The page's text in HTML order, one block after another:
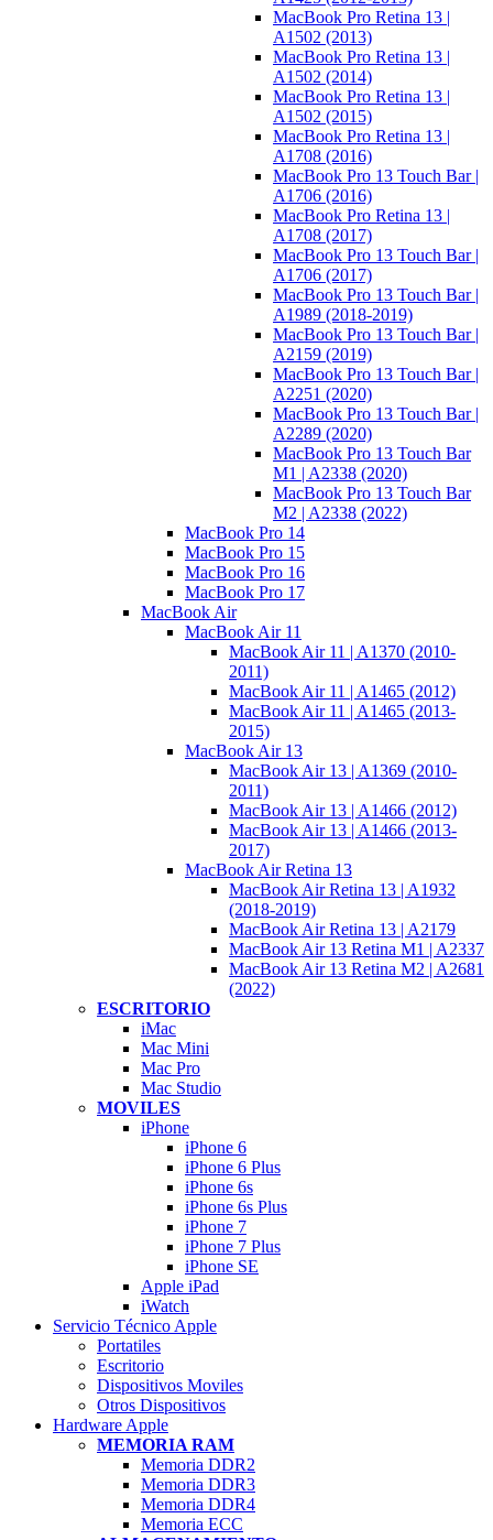
MacBook Pro Retina 13 |
A1502 (2013)
MacBook Pro Retina 13 |
A1502 (2014)
MacBook Pro Retina 13 |
A1502 (2015)
MacBook Pro Retina 13 |
A1708 (2016)
MacBook Pro 13 Touch Bar |
A1706 (2016)
MacBook Pro Retina 13 |
A1708 (2017)
MacBook Pro 13 Touch Bar |
A1706 (2017)
MacBook Pro 13 Touch Bar |
A1989 (2018-2019)
MacBook Pro 13 Touch Bar |
A2159 (2019)
MacBook Pro 13 Touch Bar |
A2251 (2020)
MacBook Pro 13 Touch Bar |
A2289 (2020)
MacBook Pro 13 Touch Bar
M1 | A2338 (2020)
MacBook Pro 13 Touch Bar
M2 | A2338 (2022)
MacBook Pro 14
MacBook Pro 15
MacBook Pro 16
MacBook Pro 17
MacBook Air
MacBook Air 11
MacBook Air 11 | A1370 (2010-
2011)
MacBook Air 11 | A1465 (2012)
MacBook Air 11 | A1465 (2013-
2015)
MacBook Air 13
MacBook Air 13 | A1369 (2010-
2011)
MacBook Air 13 | A1466 (2012)
MacBook Air 13 | A1466 (2013-
2017)
MacBook Air Retina 13
MacBook Air Retina 13 | A1932
(2018-2019)
MacBook Air Retina 13 | A2179
MacBook Air 13 Retina M1 | A2337
MacBook Air 13 Retina M2 | A2681
(2022)
ESCRITORIO
iMac
Mac Mini
Mac Pro
Mac Studio
MOVILES
iPhone
iPhone 6
iPhone 6 Plus
iPhone 6s
iPhone 6s Plus
iPhone 7
iPhone 7 Plus
iPhone SE
Apple iPad
iWatch
Servicio Técnico Apple
Portatiles
Escritorio
Dispositivos Moviles
Otros Dispositivos
Hardware Apple
MEMORIA RAM
Memoria DDR2
Memoria DDR3
Memoria DDR4
Memoria ECC